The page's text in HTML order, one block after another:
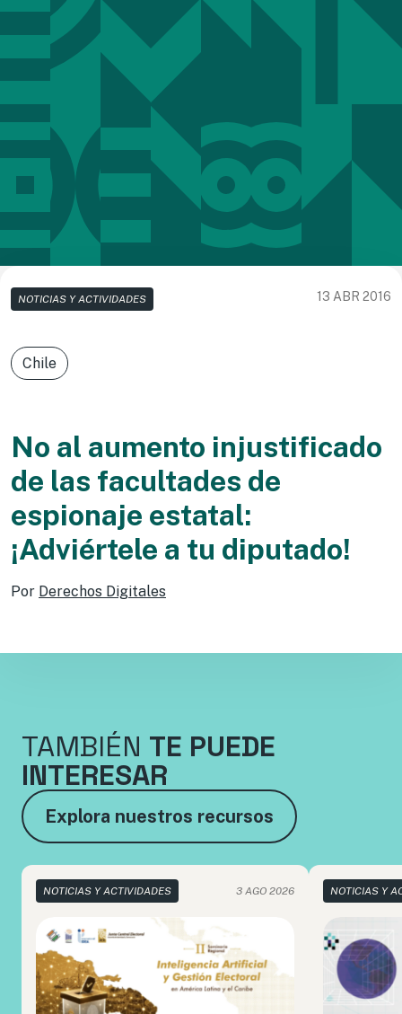
NOTICIAS Y ACTIVIDADES 13 ABR 2016
Chile
No al aumento injustificado
de las facultades de
espionaje estatal:
¡Adviértele a tu diputado!
Por Derechos Digitales
TAMBIÉN TE PUEDE
INTERESAR
Explora nuestros recursos
NOTICIAS Y ACTIVIDADES 3 AGO 2026 NOTICIAS Y